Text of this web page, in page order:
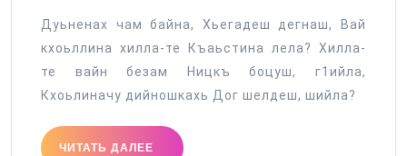
Дуьненах чам байна, Хьегадеш дегнаш, Вай
кхоьллина хилла-те Къаьстина лела? Хилла-
те вайн безам Ницкъ боцуш, г1ийла,
Кхоьлиначу дийношкахь Дог шелдеш, шийла?
ЧИТАТЬ ДАЛЕЕ
ЧИТАТЬ